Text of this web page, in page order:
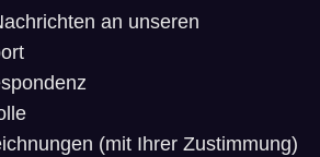
an unseren
(mit Ihrer Zustimmung)